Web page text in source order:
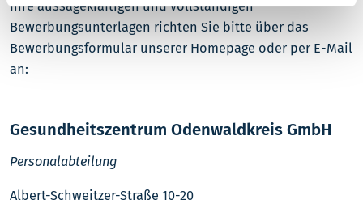
Ihre aussagekräftigen und vollständigen
Bewerbungsunterlagen richten Sie bitte über das
Bewerbungsformular unserer Homepage oder per E-Mail
an:
Gesundheitszentrum Odenwaldkreis GmbH
Personalabteilung
Albert-Schweitzer-Straße 10-20